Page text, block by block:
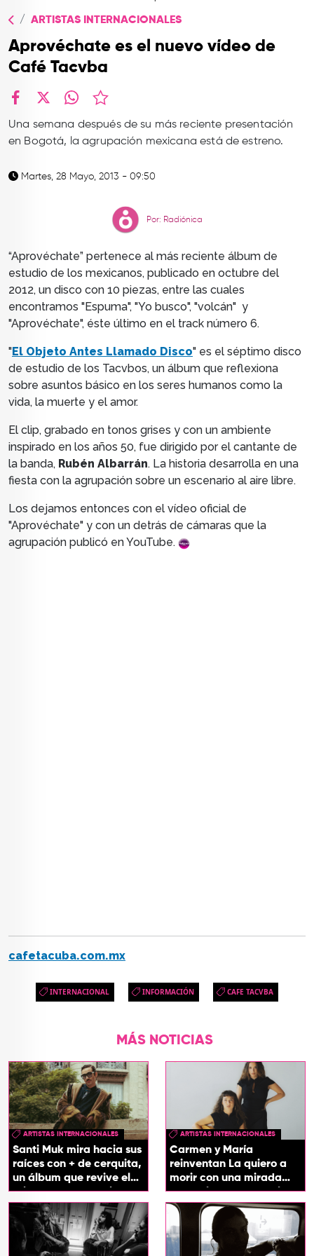
CONTACTO
ARTISTAS INTERNACIONALES
Aprovéchate es el nuevo vídeo de
Café Tacvba
Una semana después de su más reciente presentación
en Bogotá, la agrupación mexicana está de estreno.
Martes, 28 Mayo, 2013 - 09:50
Por: Radiónica
“Aprovéchate” pertenece al más reciente álbum de
estudio de los mexicanos, publicado en octubre del
2012, un disco con 10 piezas, entre las cuales
encontramos "Espuma", "Yo busco", "volcán" y
"Aprovéchate", éste último en el track número 6.
"El Objeto Antes Llamado Disco" es el séptimo disco
de estudio de los Tacvbos, un álbum que reflexiona
sobre asuntos básico en los seres humanos como la
vida, la muerte y el amor.
El clip, grabado en tonos grises y con un ambiente
inspirado en los años 50, fue dirigido por el cantante de
la banda, Rubén Albarrán. La historia desarrolla en una
fiesta con la agrupación sobre un escenario al aire libre.
Los dejamos entonces con el vídeo oficial de
"Aprovéchate" y con un detrás de cámaras que la
agrupación publicó en YouTube.
cafetacuba.com.mx
INTERNACIONAL INFORMACIÓN CAFE TACVBA
MÁS NOTICIAS
ARTISTAS INTERNACIONALES
Santi Muk mira hacia sus
raíces con + de cerquita,
un álbum que revive el
origen de sus canciones
ARTISTAS INTERNACIONALES
Carmen y María
reinventan La quiero a
morir con una mirada
entre el flamenco y el
soul